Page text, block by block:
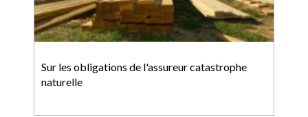
Sur les obligations de l'assureur catastrophe
naturelle